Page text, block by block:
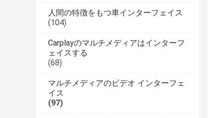
人間の特徴をもつ車インターフェイス
(104)
Carplayのマルチメディアはインターフ
ェイスする
(68)
マルチメディアのビデオ インターフェ
イス
(97)